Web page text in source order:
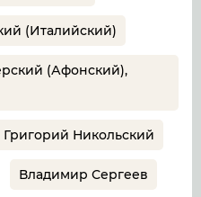
(Италийский)
(Афонский),
Григорий Никольский
Владимир Сергеев